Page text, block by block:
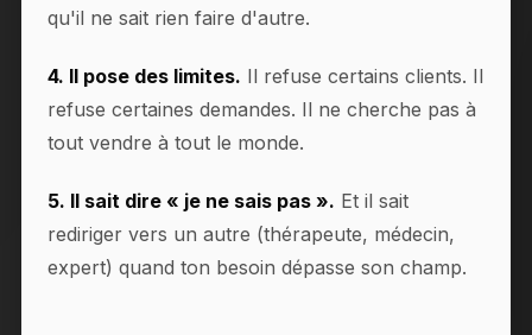
qu'il ne sait rien faire d'autre.
4. Il pose des limites. Il refuse certains clients. Il
refuse certaines demandes. Il ne cherche pas à
tout vendre à tout le monde.
5. Il sait dire « je ne sais pas ». Et il sait
rediriger vers un autre (thérapeute, médecin,
expert) quand ton besoin dépasse son champ.